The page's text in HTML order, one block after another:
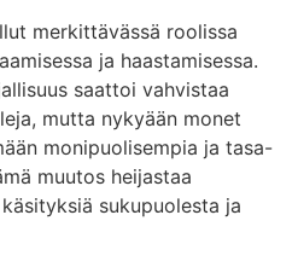
merkittävässä roolissa
ja haastamisessa.
saattoi vahvistaa
mutta nykyään monet
monipuolisempia ja tasa-
muutos heijastaa
sukupuolesta ja